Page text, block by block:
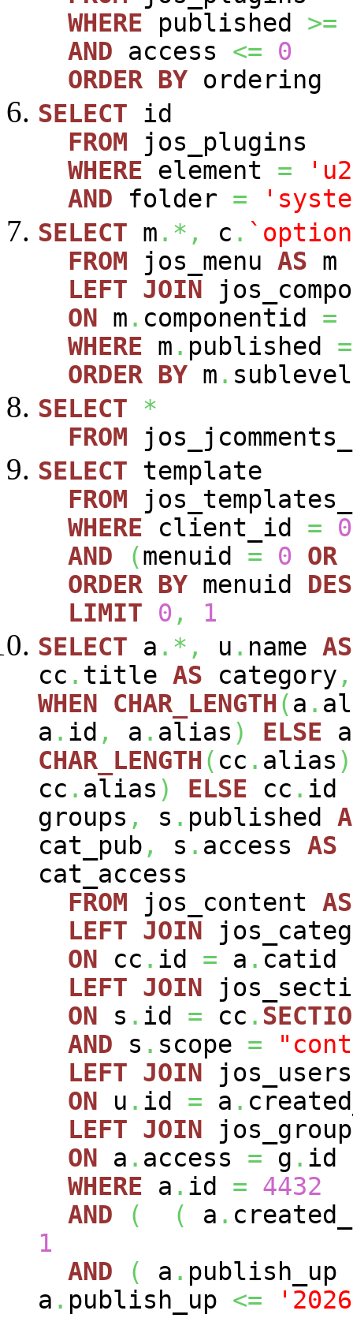
WHERE published >=
AND access <=
0
ORDER BY ordering
SELECT id
FROM jos_plugins
WHERE element =
AND folder =
SELECT m .*, c .
FROM jos_menu AS m
LEFT JOIN
ON m . componentid =
WHERE m . published =
ORDER BY m . sublevel
SELECT
*
FROM
SELECT template
FROM
WHERE client_id =
0
AND
(menuid = 0 OR
ORDER BY menuid
LIMIT
0 ,
1
SELECT a .*, u . name AS
cc . title AS category ,
WHEN
CHAR_LENGTH(a .
a . id , a . alias ) ELSE a
CHAR_LENGTH( cc . alias )
cc . alias ) ELSE cc . id
groups , s . published
cat_pub , s . access AS
cat_access
FROM jos_content AS
LEFT JOIN
ON cc . id = a . catid
LEFT JOIN
ON s . id = cc .
AND s . scope =
LEFT JOIN
ON u . id = a .
LEFT JOIN
ON a . access = g . id
WHERE a . id = 4432
AND
( ( a .
1
AND
( a . publish_up
a . publish_up <=